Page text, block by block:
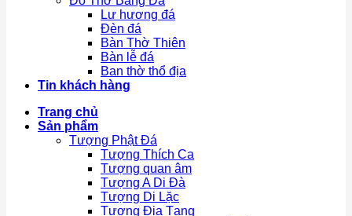
Lư hương đá
Đèn đá
Bàn Thờ Thiên
Bàn lễ đá
Ban thờ thổ địa
Tin khách hàng
Trang chủ
Sản phẩm
Tượng Phật Đá
Tượng Thích Ca
Tượng quan âm
Tượng A Di Đà
Tượng Di Lặc
Tượng Địa Tạng